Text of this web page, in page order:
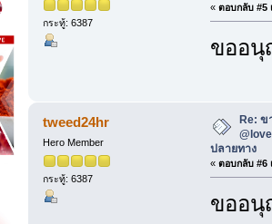
กระทู้: 6387
« ตอบกลับ #5
ขออนุ
tweed24hr
Hero Member
กระทู้: 6387
Re:
ปลายทาง
« ตอบกลับ #6
ขออนุ